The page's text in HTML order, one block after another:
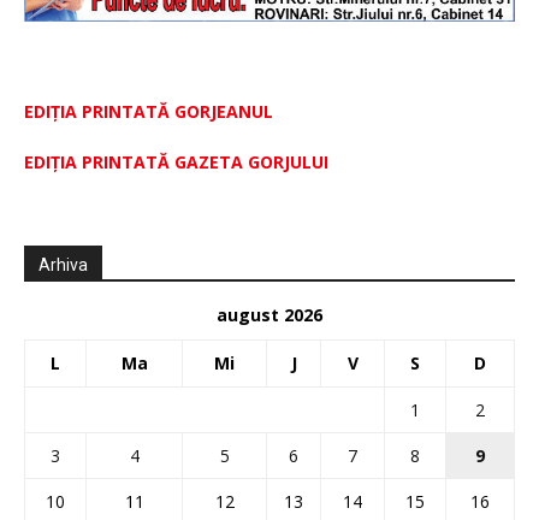
EDIȚIA PRINTATĂ GORJEANUL
EDIŢIA PRINTATĂ GAZETA GORJULUI
Arhiva
august 2026
L Ma Mi J V S D
1
2
3
4 5 6 7 8
9
10
11 12 13 14 15 16